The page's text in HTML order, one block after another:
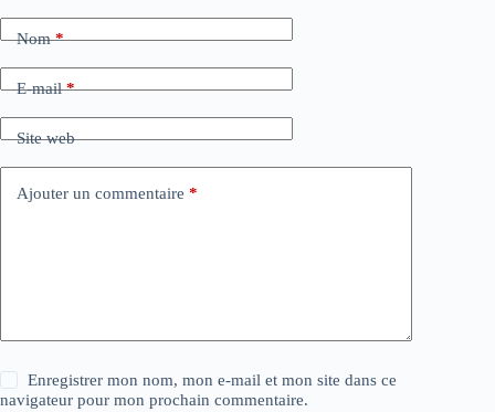
Nom*
E-mail*
Site web
Ajouter un commentaire *
Enregistrer mon nom, mon e-mail et mon site dans ce
navigateur pour mon prochain commentaire.